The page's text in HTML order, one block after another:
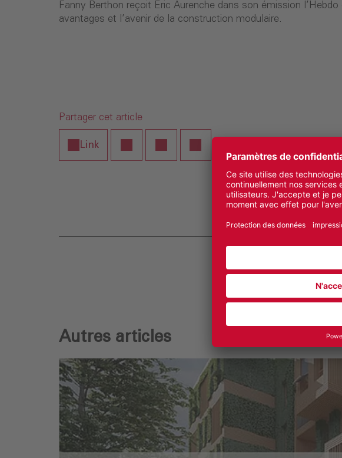
Fanny Berthon reçoit Eric Aurenche dans son émission
avantages et l’avenir de la construction modulaire.
Partager cet article
Link
Autres articles